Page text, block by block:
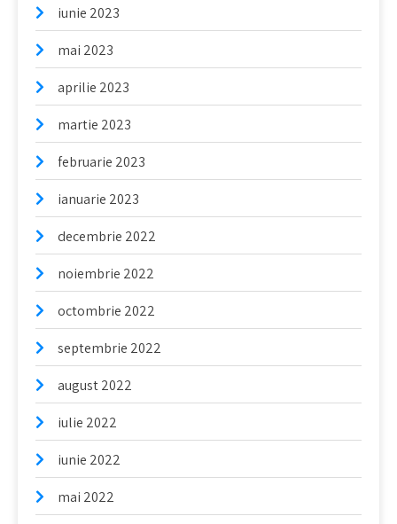
iunie 2023
mai 2023
aprilie 2023
martie 2023
februarie 2023
ianuarie 2023
decembrie 2022
noiembrie 2022
octombrie 2022
septembrie 2022
august 2022
iulie 2022
iunie 2022
mai 2022